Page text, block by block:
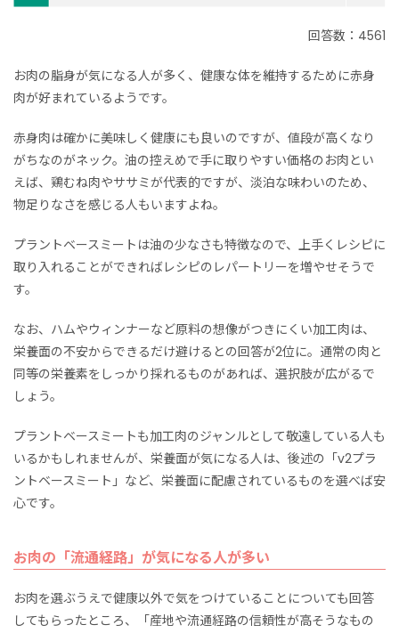
回答数：4561
お肉の脂身が気になる人が多く、健康な体を維持するために赤身
肉が好まれているようです。
赤身肉は確かに美味しく健康にも良いのですが、値段が高くなり
がちなのがネック。油の控えめで手に取りやすい価格のお肉とい
えば、鶏むね肉やササミが代表的ですが、淡泊な味わいのため、
物足りなさを感じる人もいますよね。
プラントベースミートは油の少なさも特徴なので、上手くレシピに
取り入れることができればレシピのレパートリーを増やせそうで
す。
なお、ハムやウィンナーなど原料の想像がつきにくい加工肉は、
栄養面の不安からできるだけ避けるとの回答が2位に。通常の肉と
同等の栄養素をしっかり採れるものがあれば、選択肢が広がるで
しょう。
プラントベースミートも加工肉のジャンルとして敬遠している人も
いるかもしれませんが、栄養面が気になる人は、後述の「v2プラ
ントベースミート」など、栄養面に配慮されているものを選べば安
心です。
お肉の「流通経路」が気になる人が多い
お肉を選ぶうえで健康以外で気をつけていることについても回答
してもらったところ、「産地や流通経路の信頼性が高そうなもの